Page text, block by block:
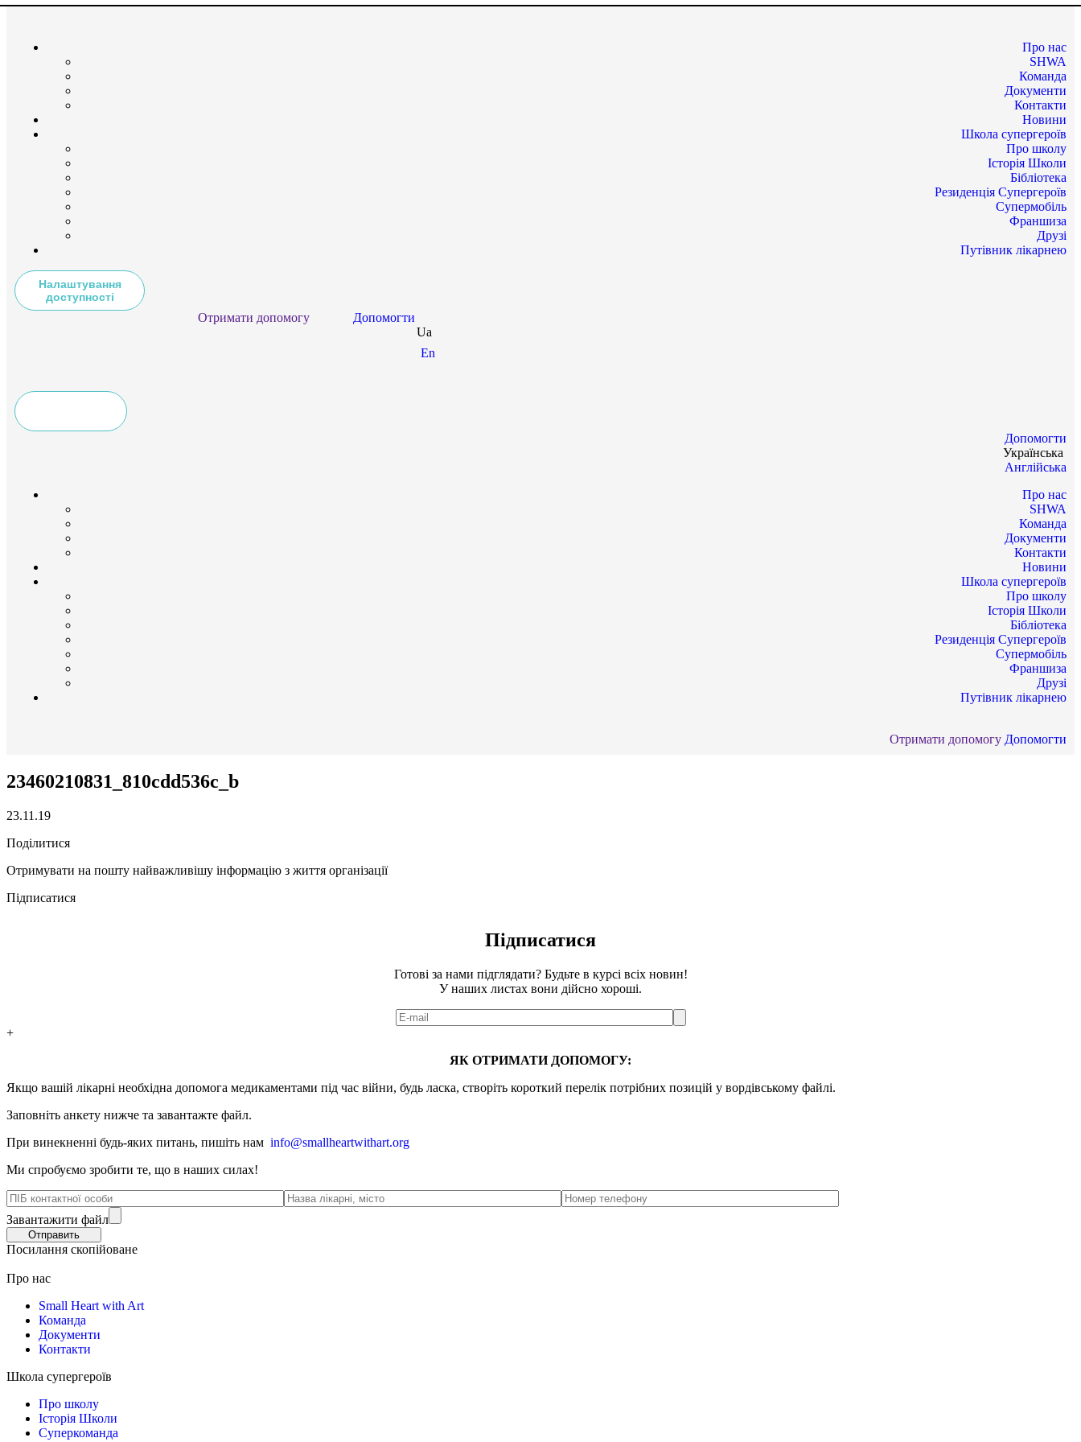
Про нас
SHWA
Команда
Документи
Контакти
Новини
Школа супергероїв
Про школу
Історія Школи
Бібліотека
Резиденція Супергероїв
Супермобіль
Франшиза
Друзі
Путівник лікарнею
Налаштування
доступності
Отримати допомогу
Допомогти
Ua
En
Допомогти
Українська
Англійська
Про нас
SHWA
Команда
Документи
Контакти
Новини
Школа супергероїв
Про школу
Історія Школи
Бібліотека
Резиденція Супергероїв
Супермобіль
Франшиза
Друзі
Путівник лікарнею
Отримати допомогу Допомогти
23460210831_810cdd536c_b
23.11.19
Поділитися
Отримувати на пошту найважливішу інформацію з життя організації
Підписатися
Підписатися
Готові за нами підглядати? Будьте в курсі всіх новин!
У наших листах вони дійсно хороші.
+
ЯК ОТРИМАТИ ДОПОМОГУ:
Якщо вашій лікарні необхідна допомога медикаментами під час війни, будь ласка, створіть короткий перелік потрібних позицій у вордівському файлі.
Заповніть анкету нижче та завантажте файл.
При винекненні будь-яких питань, пишіть нам info@smallheartwithart.org
Ми спробуємо зробити те, що в наших силах!
Завантажити файл
Посилання скопійоване
Про нас
Small Heart with Art
Команда
Документи
Контакти
Школа супергероїв
Про школу
Історія Школи
Суперкоманда